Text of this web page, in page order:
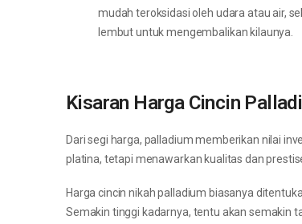
mudah teroksidasi oleh udara atau air,
lembut untuk mengembalikan kilaunya.
Kisaran Harga Cincin
Dari segi harga, palladium memberikan nilai
platina, tetapi menawarkan kualitas dan
Harga cincin nikah palladium biasanya
Semakin tinggi kadarnya, tentu akan semakin